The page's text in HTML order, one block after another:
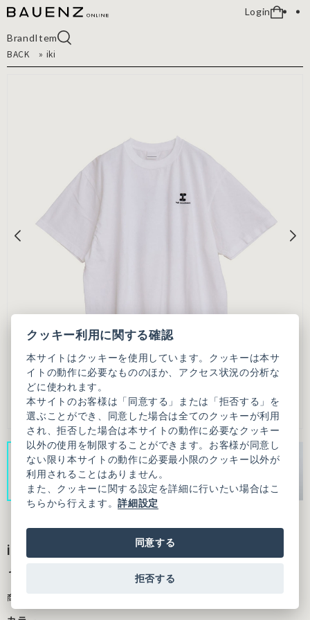
Login
BrandItem
BACK
» iki
iki × ikki kobayashi アイコン刺繍 BIG Tシ
ャツ
商品番号：3101CT006261F01
クッキー利用に関する確認
本サイトはクッキーを使用しています。クッキーは本サ
イトの動作に必要なもののほか、アクセス状況の分析な
どに使われます。
本サイトのお客様は「同意する」または「拒否する」を
選ぶことができ、同意した場合は全てのクッキーが利用
され、拒否した場合は本サイトの動作に必要なクッキー
以外の使用を制限することができます。お客様が同意し
ない限り本サイトの動作に必要最小限のクッキー以外が
利用されることはありません。
また、クッキーに関する設定を詳細に行いたい場合はこ
ちらから行えます。詳細設定
同意する
拒否する